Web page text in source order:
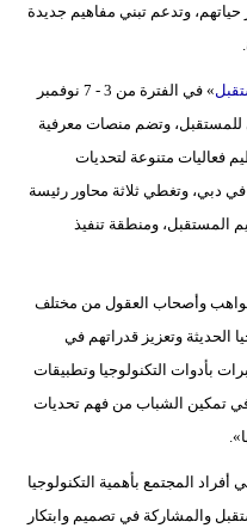
مدوَّنات
فيديو
حياتهم، وتدعم تبني مفاهيم جديدة
» في الفترة من 3 - 7 نوفمبر
للمستقبل، وتضم منصات معرفية
فعاليات متنوعة لتحديات
بأبراج الإمارات في دبي، وتغطي ثلاثة محاور رئيسة
ومنطقة تنفيذ
وأصحاب العقول من مختلف
الحديثة وتعزيز قدراتهم في
بأدوات التكنولوجيا وتطبيقات
في تمكين الشباب من فهم تحديات
المجتمع بأهمية التكنولوجيا
والمشاركة في تصميم وابتكار